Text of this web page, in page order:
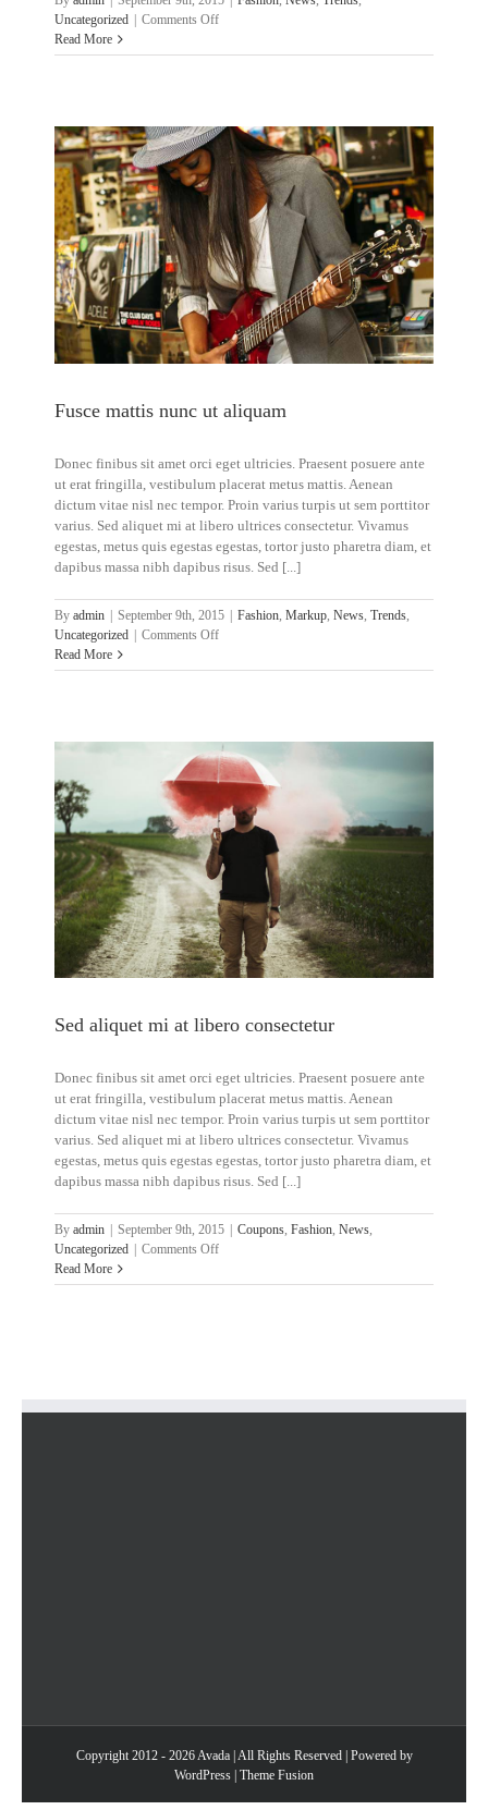
Uncategorized
Comments Offon
fermint
sem
Read More
Fusce mattis nunc ut aliquam
Donec finibus sit amet orci eget ultricies. Praesent posuere ante
ut erat fringilla, vestibulum placerat metus mattis. Aenean
dictum vitae nisl nec tempor. Proin varius turpis ut sem porttitor
varius. Sed aliquet mi at libero ultrices consectetur. Vivamus
egestas, metus quis egestas egestas, tortor justo pharetra diam, et
dapibus massa nibh dapibus risus. Sed [...]
By admin | September 9th, 2015 | Fashion Markup News Trends
Uncategorized | Comments Offon
mattis
Read More
Sed aliquet mi at libero consectetur
Donec finibus sit amet orci eget ultricies. Praesent posuere ante
ut erat fringilla, vestibulum placerat metus mattis. Aenean
dictum vitae nisl nec tempor. Proin varius turpis ut sem porttitor
varius. Sed aliquet mi at libero ultrices consectetur. Vivamus
egestas, metus quis egestas egestas, tortor justo pharetra diam, et
dapibus massa nibh dapibus risus. Sed [...]
By admin September 9th, 2015 Coupons, Fashion, News,
Uncategorized
Comments Offon
aliquet
Read More
Copyright 2012 - 2026 Avada | All Rights Reserved | Powered by
WordPress Theme Fusion